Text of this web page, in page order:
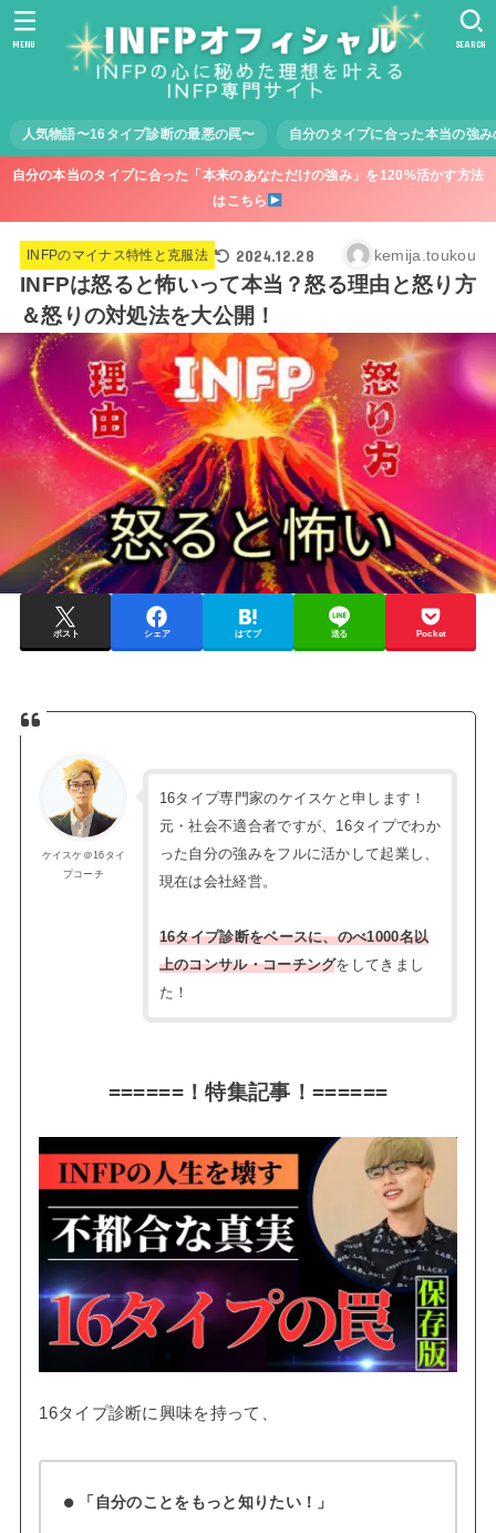
人気物語〜16タイプ診断の最悪の罠〜 自分のタイプに合った本当の強
SEARCH
MENU
自分の本当のタイプに合った「本来のあなただけの強み」を120%活かす方法
はこちら
INFPのマイナス特性と克服法 2024.12.28 kemija.toukou
INFPは怒ると怖いって本当？怒る理由と怒り方
＆怒りの対処法を大公開！
ポスト シェア はてブ 送る Pocket
ケイスケ＠16タイ
プコーチ
16タイプ専門家のケイスケと申します！
元・社会不適合者ですが、16タイプでわか
った自分の強みをフルに活かして起業し、
現在は会社経営。
16タイプ診断をベースに、のべ1000名以
上のコンサル・コーチングをしてきまし
た！
======！特集記事！======
16タイプ診断に興味を持って、
「自分のことをもっと知りたい！」